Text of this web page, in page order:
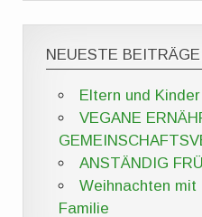
NEUESTE BEITRÄGE
Eltern und Kinder
VEGANE
ANSTÄNDIG
Weihnachten mit
Familie